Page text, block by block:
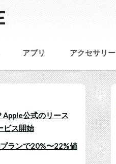
アプリ アクセサリー
Apple公式のリース
ビス開始
ランで20%〜22%値